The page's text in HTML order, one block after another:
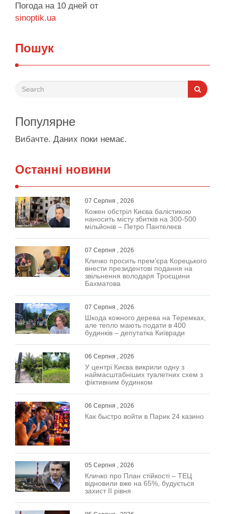
Погода на 10 дней от
sinoptik.ua
Пошук
Популярне
Вибачте. Даних поки немає.
Останні новини
07 Серпня , 2026
Кожен обстріл Києва балістикою
наносить місту збитків на 300-500
мільйонів – Петро Пантелеєв
07 Серпня , 2026
Кличко просить прем’єра Корецького
внести президентові подання на
звільнення володаря Троєщини
Бахматова
07 Серпня , 2026
Шкода кожного дерева на Теремках,
але тепло мають подати в 400
будинків – депутатка Київради
06 Серпня , 2026
У центрі Києва викрили одну з
наймасштабніших туалетних схем з
фіктивним будинком
06 Серпня , 2026
Как быстро войти в Парик 24 казино
05 Серпня , 2026
Кличко про План стійкості – ТЕЦ
відновили вже на 65%, будується
захист ІІ рівня